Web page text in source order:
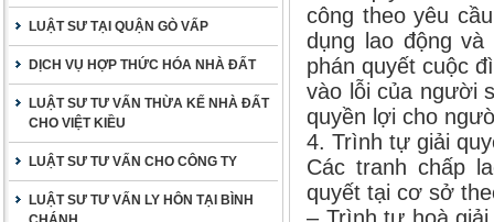
LUẬT SƯ TẠI QUẬN GÒ VẤP
DỊCH VỤ HỢP THỨC HÓA NHÀ ĐẤT
LUẬT SƯ TƯ VẤN THỪA KẾ NHÀ ĐẤT
CHO VIỆT KIỀU
LUẬT SƯ TƯ VẤN CHO CÔNG TY
LUẬT SƯ TƯ VẤN LY HÔN TẠI BÌNH
công theo yêu
dụng lao động
phán quyết cuộc
vào lỗi của người
quyền lợi cho
4. Trình tự giải
Các tranh chấp
quyết tại cơ sở